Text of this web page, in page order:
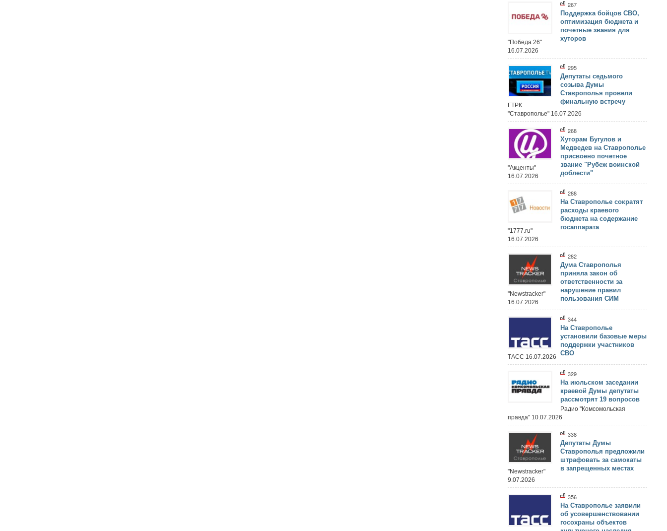
267
Поддержка бойцов СВО,
оптимизация бюджета и
почетные звания для
хуторов
"Победа 26"
16.07.2026
295
Депутаты седьмого
созыва Думы
Ставрополья провели
финальную встречу
ГТРК
"Ставрополье" 16.07.2026
268
Хуторам Бугулов и
Медведев на Ставрополье
присвоено почетное
звание "Рубеж воинской
доблести"
"Акценты"
16.07.2026
288
На Ставрополье сократят
расходы краевого
бюджета на содержание
госаппарата
"1777.ru"
16.07.2026
282
Дума Ставрополья
приняла закон об
ответственности за
нарушение правил
пользования СИМ
"Newstracker"
16.07.2026
344
На Ставрополье
установили базовые меры
поддержки участников
СВО
ТАСС 16.07.2026
329
На июльском заседании
краевой Думы депутаты
рассмотрят 19 вопросов
Радио "Комсомольская
правда" 10.07.2026
338
Депутаты Думы
Ставрополья предложили
штрафовать за самокаты
в запрещенных местах
"Newstracker"
9.07.2026
356
На Ставрополье заявили
об усовершенствовании
госохраны объектов